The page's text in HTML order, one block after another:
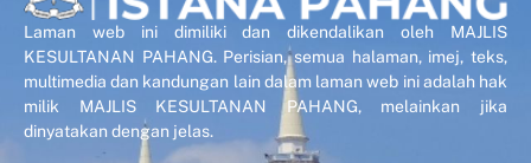
Laman web ini dimiliki dan dikendalikan oleh MAJLIS
KESULTANAN PAHANG. Perisian, semua halaman, imej, teks,
multimedia dan kandungan lain dalam laman web ini adalah hak
milik MAJLIS KESULTANAN PAHANG, melainkan jika
dinyatakan dengan jelas.